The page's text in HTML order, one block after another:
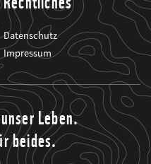
Datenschutz
Impressum
Leben.
beides.